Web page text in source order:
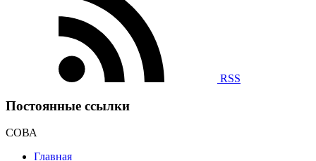
RSS
Постоянные ссылки
СОВА
Главная